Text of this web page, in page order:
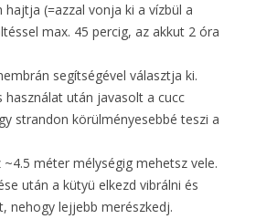
hajtja (=azzal vonja ki a vízbül a
max. 45 percig, az akkut 2 óra
segítségével választja ki.
használat után javasolt a cucc
strandon körülményesebbé teszi a
~4.5 méter mélységig mehetsz vele.
után a kütyü elkezd vibrálni és
nehogy lejjebb merészkedj.